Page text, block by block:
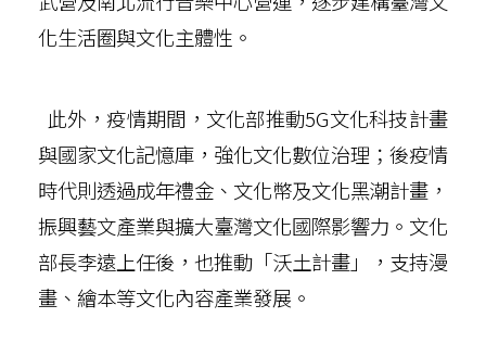
化生活圈與文化主體性。
此外，疫情期間，文化部推動5G文化科技計畫
與國家文化記憶庫，強化文化數位治理；後疫情
時代則透過成年禮金、文化幣及文化黑潮計畫，
振興藝文產業與擴大臺灣文化國際影響力。文化
部長李遠上任後，也推動「沃土計畫」，支持漫
畫、繪本等文化內容產業發展。